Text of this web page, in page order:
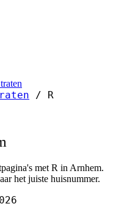
/ R
met R in Arnhem.
het juiste huisnummer.